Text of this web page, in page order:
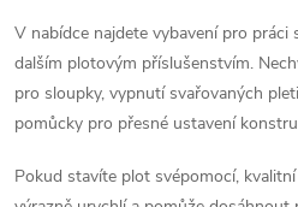
a
c
í
V nabídce najdete vybavení pro práci
dalším plotovým příslušenstvím.
pro sloupky, vypnutí svařovaných
pomůcky pro přesné ustavení
Pokud stavíte plot svépomocí,